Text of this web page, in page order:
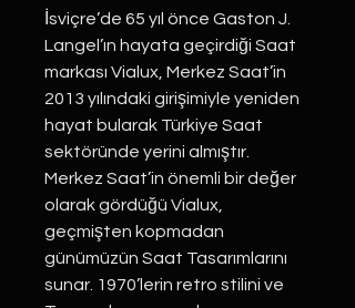
İsviçre’de 65 yıl önce Gaston J.
Langel’ın hayata geçirdiği Saat
markası Vialux, Merkez Saat’in
2013 yılındaki girişimiyle yeniden
hayat bularak Türkiye Saat
sektöründe yerini almıştır.
Merkez Saat’in önemli bir değer
olarak gördüğü Vialux,
geçmişten kopmadan
günümüzün Saat Tasarımlarını
sunar. 1970’lerin retro stilini ve